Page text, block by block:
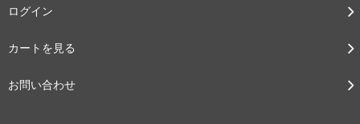
ログイン
カートを見る
お問い合わせ